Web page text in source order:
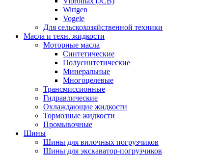
Wirtgen
Vogele
Для сельскохозяйственной техники
Масла и техн. жидкости
Моторные масла
Синтетические
Полусинтетические
Минеральные
Многоцелевые
Трансмиссионные
Гидравлические
Охлаждающие жидкости
Тормозные жидкости
Промывочные
Шины
Шины для вилочных погрузчиков
Шины для экскаватор-погрузчиков